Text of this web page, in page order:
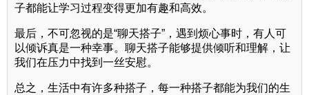
子都能让学习过程变得更加有趣和高效。
最后，不可忽视的是“聊天搭子”，遇到烦心事时，有人可
以倾诉真是一种幸事。聊天搭子能够提供倾听和理解，让
我们在压力中找到一丝安慰。
总之，生活中有许多种搭子，每一种搭子都能为我们的生